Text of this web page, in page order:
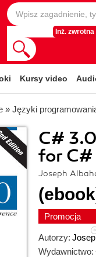
Inż. zwrotna
Kursy video
» Języki
C#
for C#
Joseph
Promocja
Autorzy:
Wydawnictwo: